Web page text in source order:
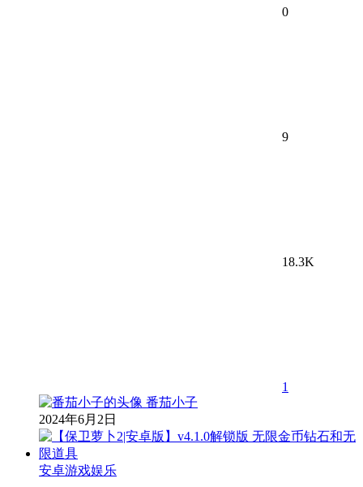
0
9
18.3K
1
番茄小子
2024年6月2日
安卓游戏娱乐